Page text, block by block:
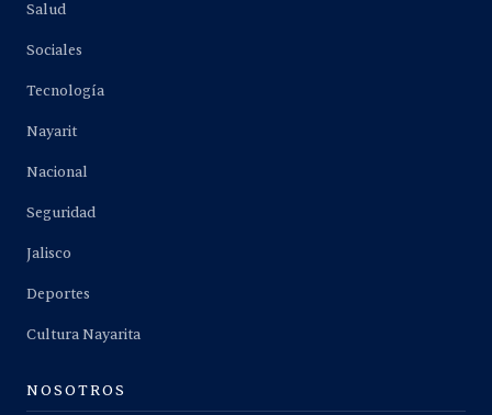
Salud
Sociales
Tecnología
Nayarit
Nacional
Seguridad
Jalisco
Deportes
Cultura Nayarita
NOSOTROS